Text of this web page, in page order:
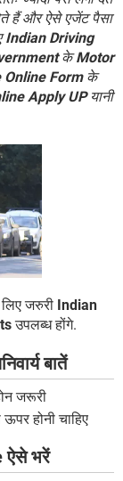
हैं और ऐसे एजेंट पैसा
Indian Driving
केMotor
Online Formके
Apply UPयानी
जरुरी Indian
उपलब्ध होंगे.
बातें
जरूरी
होनी चाहिए
ऐसे भरें